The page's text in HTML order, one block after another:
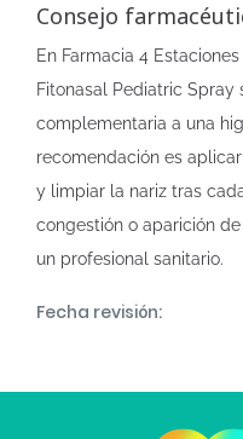
Consejo
En Farmacia 4
Fitonasal Pediatric
complementaria a una
recomendación es
y limpiar la nariz tras
congestión o aparición
un profesional sanitario.
Fecha revisión: